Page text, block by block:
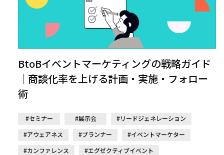
BtoBイベントマーケティングの戦略ガイド
｜商談化率を上げる計画・実施・フォロー
術
#セミナー #展示会
#リードジェネレーション
#アウェアネス
#プランナー
#イベントマーケター
#カンファレンス
#エグゼクティブイベント